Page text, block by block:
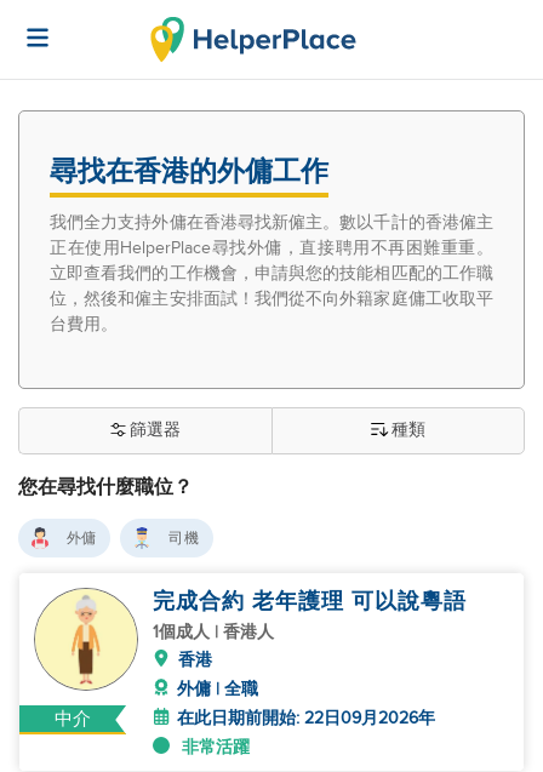
尋找在香港的外傭工作
我們全力支持外傭在香港尋找新僱主。數以千計的香港僱主
正在使用HelperPlace尋找外傭，直接聘用不再困難重重。
立即查看我們的工作機會，申請與您的技能相匹配的工作職
位，然後和僱主安排面試！我們從不向外籍家庭傭工收取平
台費用。
您在尋找什麼職位？
篩選器 種類
外傭 司機
中介
完成合約 老年護理 可以說粵語
1個成人 | 香港人
香港
外傭 | 全職
在此日期前開始: 22日09月2026年
非常活躍